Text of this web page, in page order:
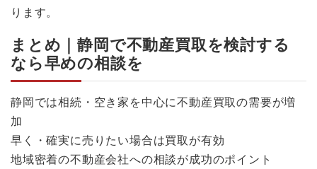
ります。
まとめ｜静岡で不動産買取を検討する
なら早めの相談を
静岡では相続・空き家を中心に不動産買取の需要が増
加
早く・確実に売りたい場合は買取が有効
地域密着の不動産会社への相談が成功のポイント